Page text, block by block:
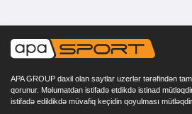
APA GROUP daxil olan saytlar uzerlər tərəfindən
qorunur. Məlumatdan istifadə etdikdə istinad
istifadə edildikdə müvafiq keçidin qoyulması mütləqdir.